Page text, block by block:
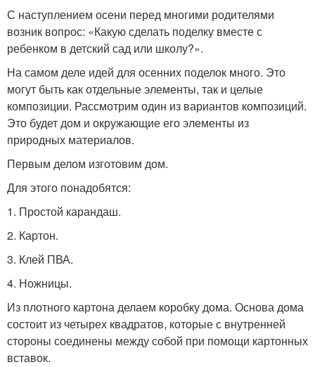
С наступлением осени перед многими родителями
возник вопрос: «Какую сделать поделку вместе с
ребенком в детский сад или школу?».
На самом деле идей для осенних поделок много. Это
могут быть как отдельные элементы, так и целые
композиции. Рассмотрим один из вариантов композиций.
Это будет дом и окружающие его элементы из
природных материалов.
Первым делом изготовим дом.
Для этого понадобятся:
1. Простой карандаш.
2. Картон.
3. Клей ПВА.
4. Ножницы.
Из плотного картона делаем коробку дома. Основа дома
состоит из четырех квадратов, которые с внутренней
стороны соединены между собой при помощи картонных
вставок.